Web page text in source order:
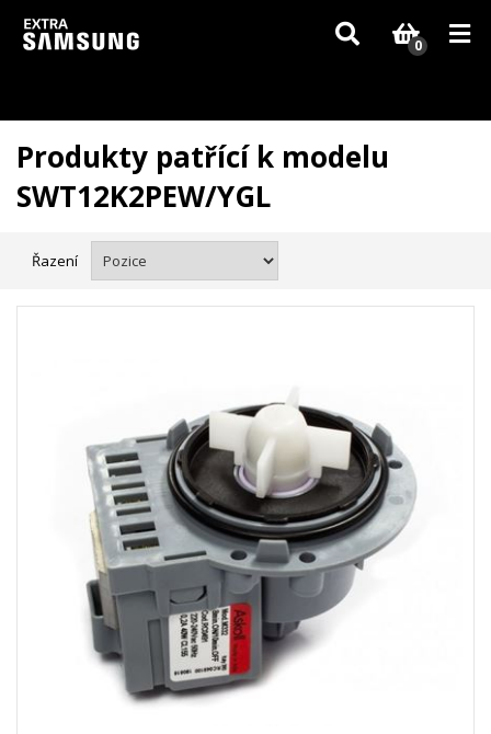
Vzhledem k aktuální situaci se může dodání dílů, které nejsou skladem,
zpozdit. Děkujeme za pochopení.
0
Produkty patřící k modelu
SWT12K2PEW/YGL
Řazení